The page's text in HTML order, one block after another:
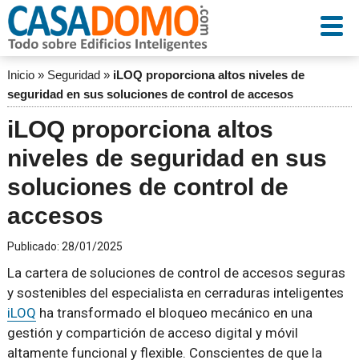
Inicio» Seguridad» iLOQ proporciona altos niveles de
seguridad en sus soluciones de control de accesos
iLOQ proporciona altos
niveles de seguridad en sus
soluciones de control de
accesos
Publicado: 28/01/2025
La cartera de soluciones de control de accesos seguras
y sostenibles del especialista en cerraduras inteligentes
iLOQ ha transformado el bloqueo mecánico en una
gestión y compartición de acceso digital y móvil
altamente funcional y flexible. Conscientes de que la